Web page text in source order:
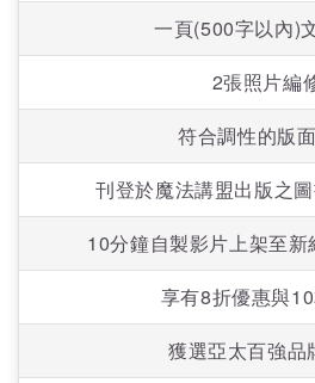
一頁(500字以內)
2張照片編
符合調性的版
刊登於魔法講盟出版之
10分鐘自製影片上架至新
享有8折優惠與
獲選亞太百強品